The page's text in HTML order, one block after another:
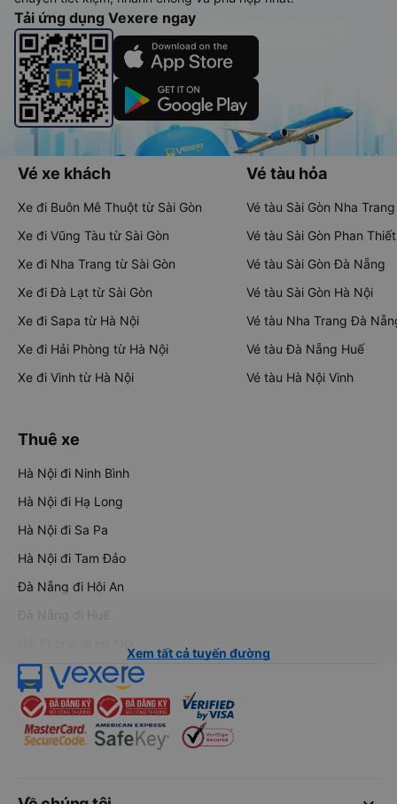
Tải ứng dụng Vexere ngay
Vé xe khách
Xe đi Buôn Mê Thuột từ Sài Gòn
Xe đi Vũng Tàu từ Sài Gòn
Xe đi Nha Trang từ Sài Gòn
Xe đi Đà Lạt từ Sài Gòn
Xe đi Sapa từ Hà Nội
Xe đi Hải Phòng từ Hà Nội
Xe đi Vinh từ Hà Nội
Vé tàu hỏa
Vé tàu Sài Gòn Nha Trang
Vé tàu Sài Gòn Phan Thiết
Vé tàu Sài Gòn Đà Nẵng
Vé tàu Sài Gòn Hà Nội
Vé tàu Nha Trang Đà
Vé tàu Đà Nẵng Huế
Vé tàu Hà Nội Vinh
Thuê xe
Hà Nội đi Ninh Bình
Hà Nội đi Hạ Long
Hà Nội đi Sa Pa
Hà Nội đi Tam Đảo
Đà Nẵng đi Hội An
Đà Nẵng đi Huế
Xem tất cả tuyến đường